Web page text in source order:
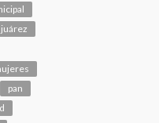
juárez
pan